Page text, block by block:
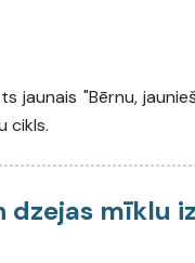
jaunais "Bērnu,
cikls.
dzejas mīklu